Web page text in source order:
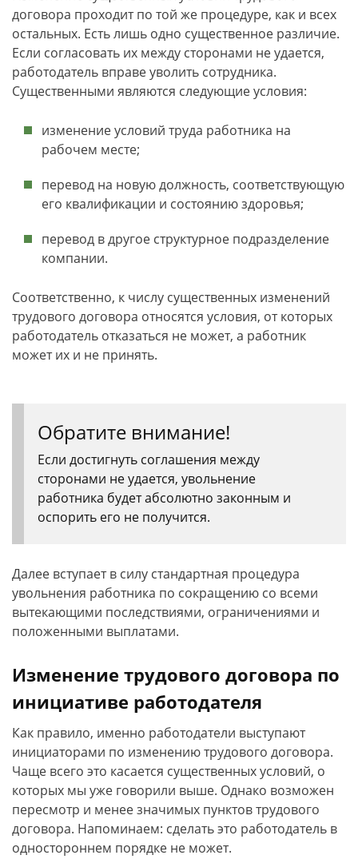
договора проходит по той же процедуре, как и всех
остальных. Есть лишь одно существенное различие.
Если согласовать их между сторонами не удается,
работодатель вправе уволить сотрудника.
Существенными являются следующие условия:
изменение условий труда работника на
рабочем месте;
перевод на новую должность, соответствующую
его квалификации и состоянию здоровья;
перевод в другое структурное подразделение
компании.
Соответственно, к числу существенных изменений
трудового договора относятся условия, от которых
работодатель отказаться не может, а работник
может их и не принять.
Обратите внимание!
Если достигнуть соглашения между
сторонами не удается, увольнение
работника будет абсолютно законным и
оспорить его не получится.
Далее вступает в силу стандартная процедура
увольнения работника по сокращению со всеми
вытекающими последствиями, ограничениями и
положенными выплатами.
Изменение трудового договора по
инициативе работодателя
Как правило, именно работодатели выступают
инициаторами по изменению трудового договора.
Чаще всего это касается существенных условий, о
которых мы уже говорили выше. Однако возможен
пересмотр и менее значимых пунктов трудового
договора. Напоминаем: сделать это работодатель в
одностороннем порядке не может.